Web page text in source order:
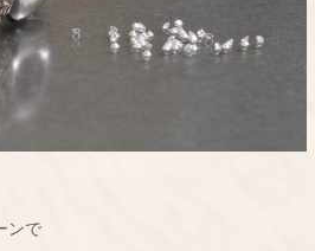
ンで